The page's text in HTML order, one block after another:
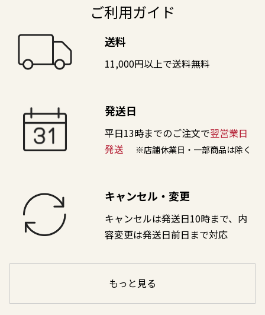
ご利用ガイド
送料
11,000円以上で送料無料
発送日
平日13時までのご注文で翌営業日
発送
※店舗休業日・一部商品は除く
キャンセル・変更
キャンセルは発送日10時まで、内
容変更は発送日前日まで対応
もっと見る